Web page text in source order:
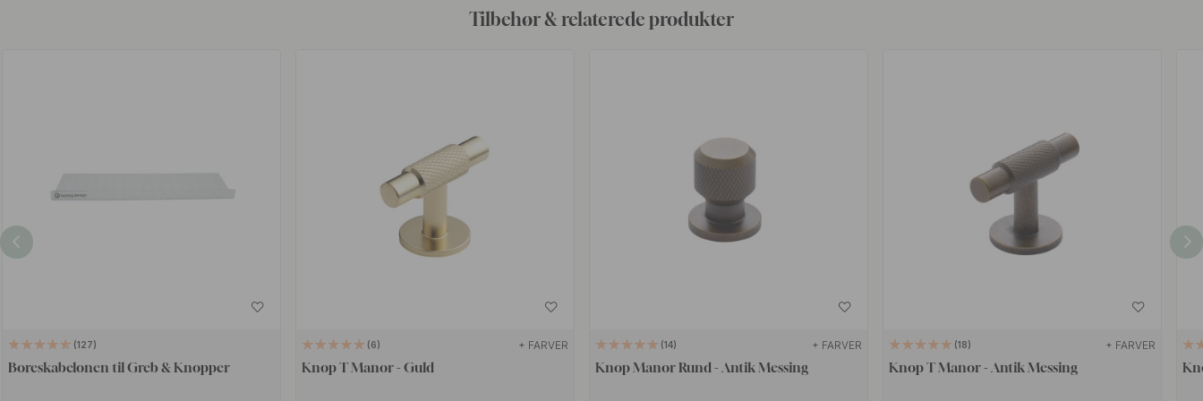
Tilbehør & relaterede produkter
127
Boreskabelonen til Greb & Knopper
6 + FARVER
Knop T Manor - Guld
14 + FARVER
Knop Manor Rund - Antik Messing
18 + FARVER
Knop T Manor - Antik Messing